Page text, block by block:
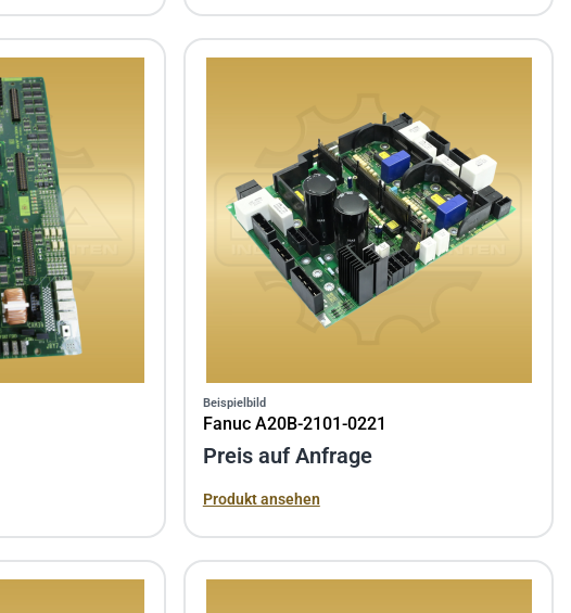
Beispielbild
Fanuc A20B-2101-0221
Preis auf Anfrage
Produkt ansehen